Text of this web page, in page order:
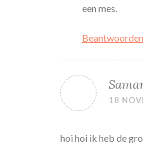
een mes.
Beantwoorden
18
hoi hoi ik heb de